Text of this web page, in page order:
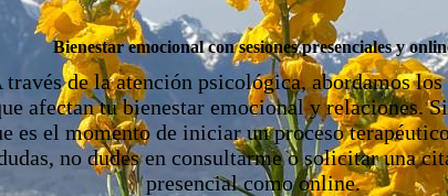
Bienestar emocional con sesiones presenciales y
través de la atención psicológica, abordamos los
afectan tu bienestar emocional y relaciones.
es el momento de iniciar un proceso
no dudes en consultarme o solicitar una
presencial como online.